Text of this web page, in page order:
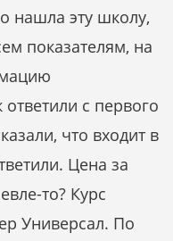
нашла эту школу,
показателям, на
с первого
что входит в
Цена за
то? Курс
Универсал. По